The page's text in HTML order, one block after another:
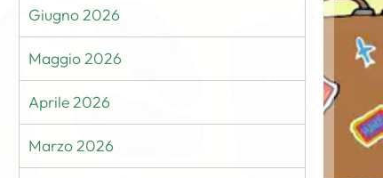
Giugno 2026
Maggio 2026
Aprile 2026
Marzo 2026